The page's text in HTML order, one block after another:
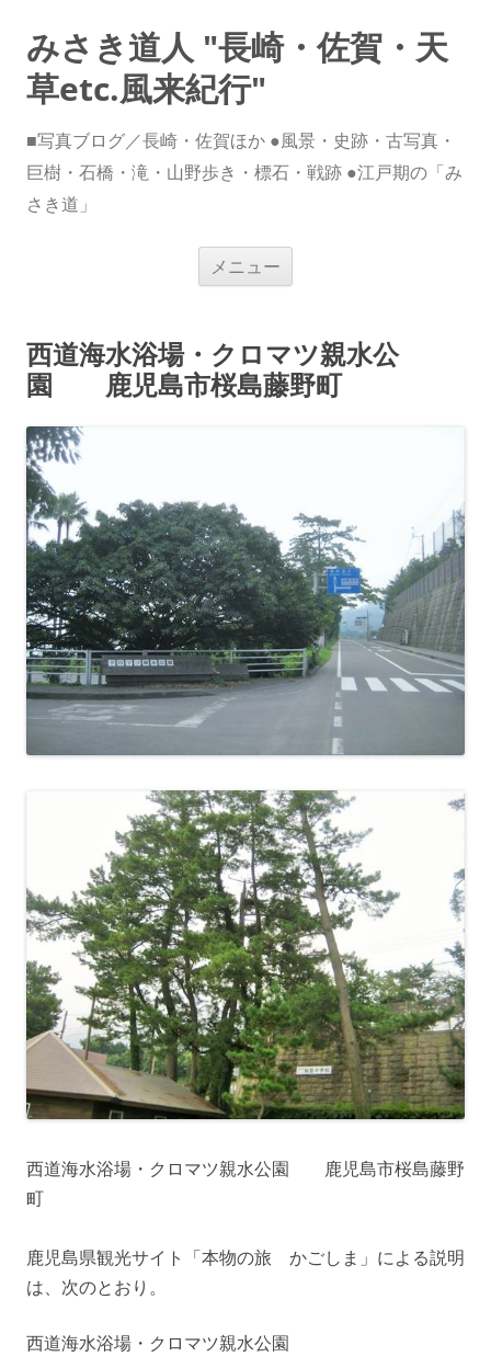
みさき道人 "長崎・佐賀・天
草etc.風来紀行"
■写真ブログ／長崎・佐賀ほか ●風景・史跡・古写真・
巨樹・石橋・滝・山野歩き・標石・戦跡 ●江戸期の「み
さき道」
メニュー
ス
キ
ッ
プ
西道海水浴場・クロマツ親水公
園 鹿児島市桜島藤野町
西道海水浴場・クロマツ親水公園 鹿児島市桜島藤野
町
鹿児島県観光サイト「本物の旅 かごしま」による説明
は、次のとおり。
西道海水浴場・クロマツ親水公園